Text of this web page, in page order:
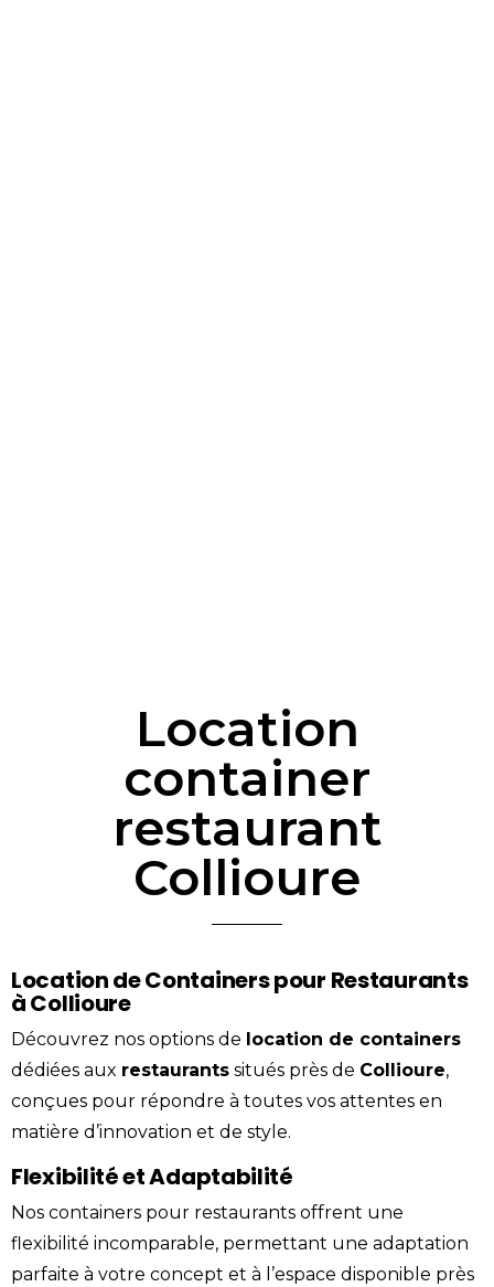
Location
container
restaurant
Collioure
Location de Containers pour Restaurants
à Collioure
Découvrez nos options de location de containers
dédiées aux restaurants situés près de Collioure,
conçues pour répondre à toutes vos attentes en
matière d’innovation et de style.
Flexibilité et Adaptabilité
Nos containers pour restaurants offrent une
flexibilité incomparable, permettant une adaptation
parfaite à votre concept et à l’espace disponible près